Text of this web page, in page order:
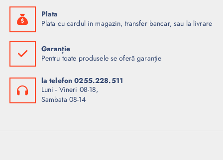
Plata
Plata cu cardul in magazin, transfer bancar, sau la livrare
Garanție
Pentru toate produsele se oferă garanție
la telefon 0255.228.511
Luni - Vineri 08-18,
Sambata 08-14